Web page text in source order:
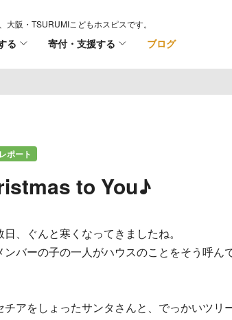
大阪・TSURUMIこどもホスピスです。
る 寄付・支援する ブログ
ポート
to You♪
、ぐんと寒くなってきましたね。
ンバーの子の一人がハウスのことをそう呼
アをしょったサンタさんと、でっかいツリ